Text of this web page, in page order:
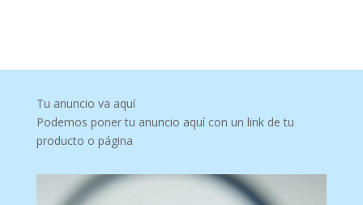
Tu anuncio va aquí
Podemos poner tu anuncio aquí con un link de tu
producto o página